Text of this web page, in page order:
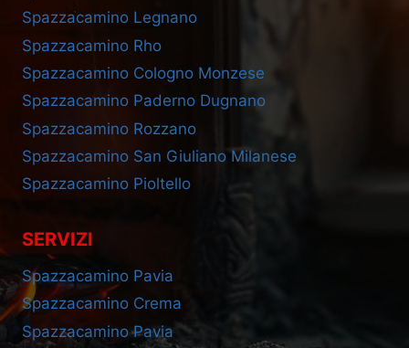
Spazzacamino Legnano
Spazzacamino Rho
Spazzacamino Cologno Monzese
Spazzacamino Paderno Dugnano
Spazzacamino Rozzano
Spazzacamino San Giuliano Milanese
Spazzacamino Pioltello
SERVIZI
Spazzacamino Pavia
Spazzacamino Crema
Spazzacamino Pavia